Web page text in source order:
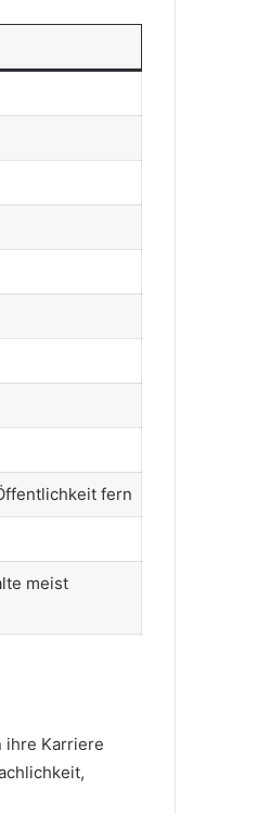
fern
meist
ihre Karriere